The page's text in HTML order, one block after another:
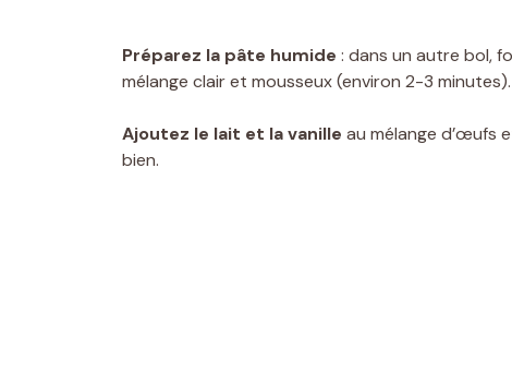
Préparez la pâte humide : dans un autre bol,
mélange clair et mousseux (environ 2-3 minutes).
Ajoutez le lait et la vanille au mélange d’œufs
bien.